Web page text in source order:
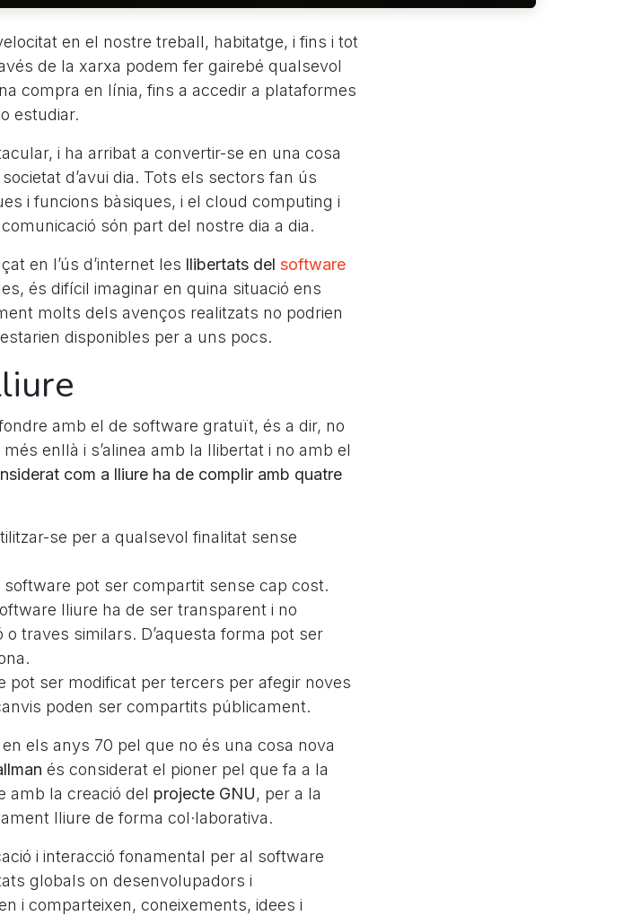
en el nostre treball, habitatge, i fins i tot
de la xarxa podem fer gairebé qualsevol
compra en línia, fins a accedir a plataformes
estudiar.
i ha arribat a convertir-se en una cosa
d’avui dia. Tots els sectors fan ús
i funcions bàsiques, i el cloud computing i
són part del nostre dia a dia.
en l’ús d’internet les llibertats del software
és difícil imaginar en quina situació ens
molts dels avenços realitzats no podrien
disponibles per a uns pocs.
amb el de software gratuït, és a dir, no
enllà i s’alinea amb la llibertat i no amb el
com a lliure ha de complir amb quatre
se per a qualsevol finalitat sense
pot ser compartit sense cap cost.
lliure ha de ser transparent i no
o traves similars. D’aquesta forma pot ser
pot ser modificat per tercers per afegir noves
poden ser compartits públicament.
els anys 70 pel que no és una cosa nova
és considerat el pioner pel que fa a la
amb la creació del projecte GNU, per a la
lliure de forma col·laborativa.
i interacció fonamental per al software
globals on desenvolupadors i
i comparteixen, coneixements, idees i